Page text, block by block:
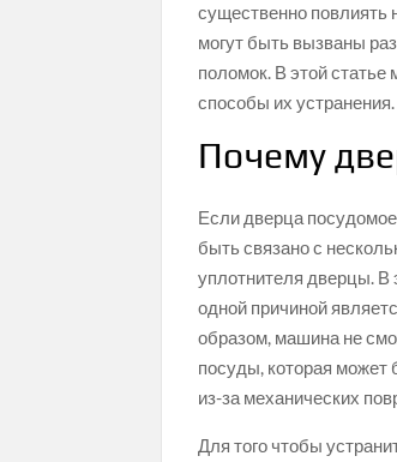
существенно повлиять
могут быть вызваны
поломок. В этой
способы их устранения.
Почему
Если дверца
быть связано с
уплотнителя дверцы. В
одной причиной
образом, машина не
посуды, которая может
из-за механических
Для того чтобы